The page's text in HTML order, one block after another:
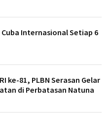
Cuba Internasional Setiap 6
ke-81, PLBN Serasan Gelar
di Perbatasan Natuna